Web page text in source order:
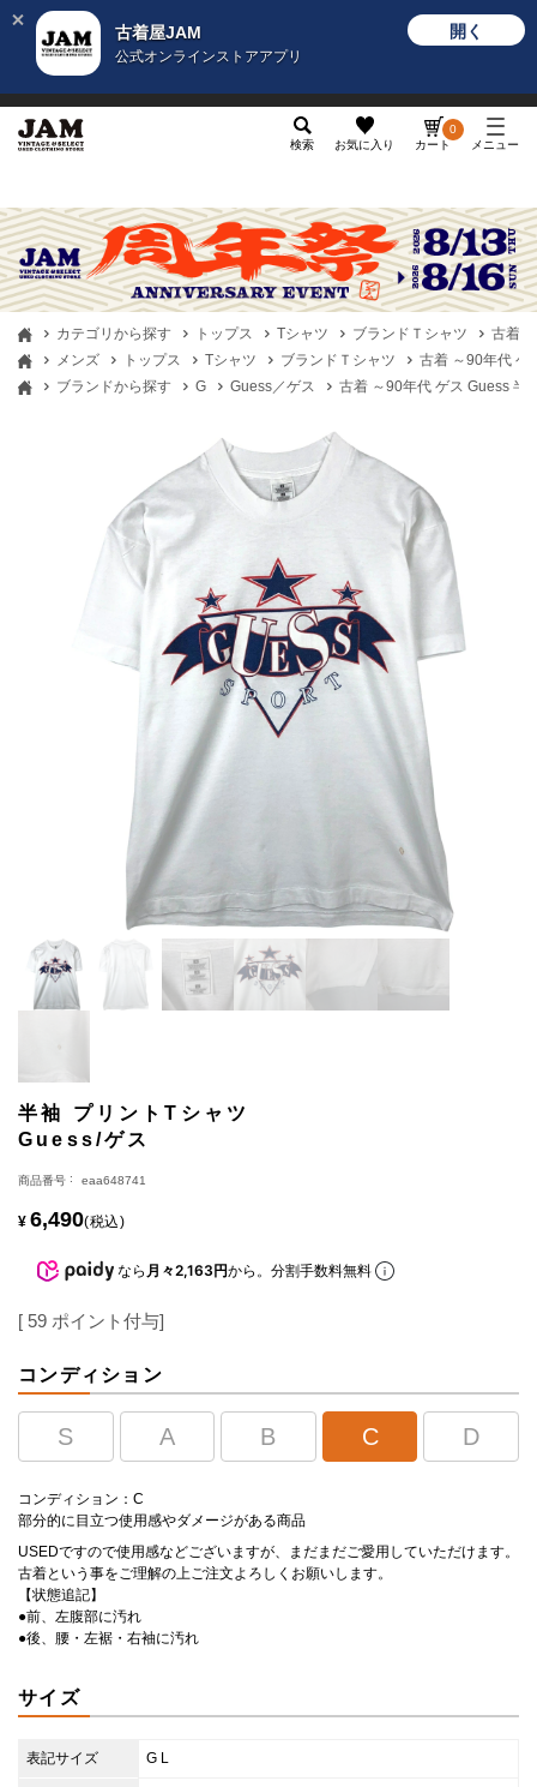
古着屋JAM
公式オンラインストアアプリ
開く
検索 お気に入り カート
0
メニュー
カテゴリから探す トップス Tシャツ ブランドＴシャツ
古着
メンズ
トップス Tシャツ ブランドＴシャツ
古着 ～90年代 ゲ
ブランドから探す
G Guess／ゲス 古着 ～90年代 ゲス Guess 半
半袖 プリントTシャツ
Guess/ゲス
商品番号 eaa648741
¥ 6,490 税込
なら 月々2,163円から。分割手数料無料
[ 59 ポイント付与]
コンディション
S A B C D
コンディション：C
部分的に目立つ使用感やダメージがある商品
USEDですので使用感などございますが、まだまだご愛用していただけます。
古着という事をご理解の上ご注文よろしくお願いします。
【状態追記】
●前、左腹部に汚れ
●後、腰・左裾・右袖に汚れ
サイズ
表記サイズ G L